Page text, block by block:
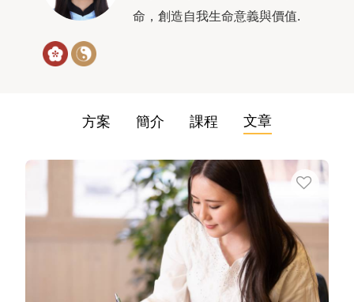
命，創造自我生命意義與價值.
方案 簡介 課程 文章